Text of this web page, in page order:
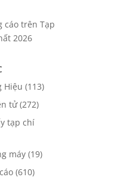
cáo trên Tạp
2026
Hiệu (113)
tử(272)
tạp chí
máy (19)
(610)